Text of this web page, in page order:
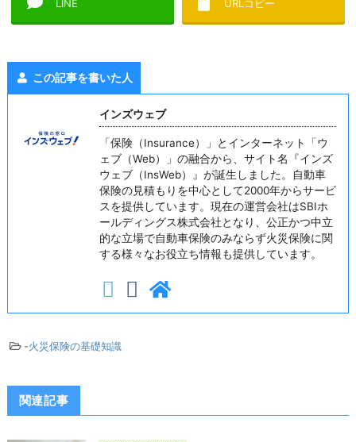
LINE URLコピー
この記事を書いた人
インズウェブ
「保険（Insurance）」とインターネット「ウ
ェブ（Web）」の融合から、サイト名『インズ
ウェブ（InsWeb）』が誕生しました。自動車
保険の見積もりを中心として2000年からサービ
スを提供しています。現在の運営会社はSBIホ
ールディングス株式会社となり、公正かつ中立
的な立場で自動車保険のみならず火災保険に関
する様々なお役立ち情報も提供しています。
-火災保険の基礎知識
関連記事